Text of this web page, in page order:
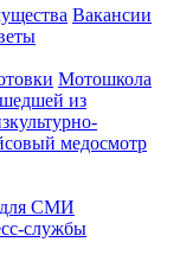
Вакансии
Мотошкола
из
медосмотр
СМИ
службы